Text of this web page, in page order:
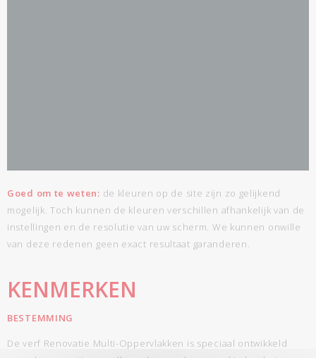
Goed om te weten: de kleuren op de site zijn zo gelijkend
mogelijk. Toch kunnen de kleuren verschillen afhankelijk van de
instellingen en de resolutie van uw scherm. We kunnen onwille
van deze redenen geen exact resultaat garanderen.
KENMERKEN
BESTEMMING
De verf Renovatie Multi-Oppervlakken is speciaal ontwikkeld